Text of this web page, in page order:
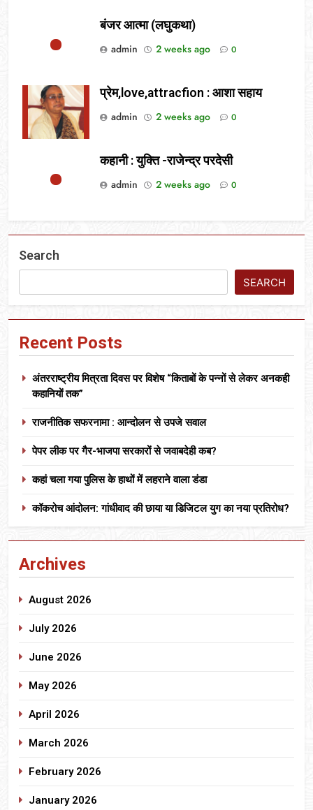
बंजर आत्मा (लघुकथा)
admin
2 weeks ago 0
प्रेम,love,attracfion : आशा सहाय
admin
2 weeks ago 0
कहानी : युक्ति -राजेन्द्र परदेसी
admin
2 weeks ago 0
Search
SEARCH
Recent Posts
अंतरराष्ट्रीय मित्रता दिवस पर विशेष “किताबों के पन्नों से लेकर अनकही
कहानियों तक”
राजनीतिक सफरनामा : आन्दोलन से उपजे सवाल
पेपर लीक पर गैर-भाजपा सरकारों से जवाबदेही कब?
कहां चला गया पुलिस के हाथों में लहराने वाला डंडा
कॉकरोच आंदोलन: गांधीवाद की छाया या डिजिटल युग का नया प्रतिरोध?
Archives
August 2026
July 2026
June 2026
May 2026
April 2026
March 2026
February 2026
January 2026